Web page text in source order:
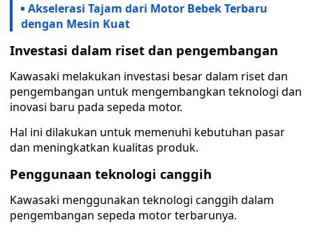
Akselerasi Tajam dari Motor Bebek Terbaru
dengan Mesin Kuat
Investasi dalam riset dan pengembangan
Kawasaki melakukan investasi besar dalam riset dan
pengembangan untuk mengembangkan teknologi dan
inovasi baru pada sepeda motor.
Hal ini dilakukan untuk memenuhi kebutuhan pasar
dan meningkatkan kualitas produk.
Penggunaan teknologi canggih
Kawasaki menggunakan teknologi canggih dalam
pengembangan sepeda motor terbarunya.